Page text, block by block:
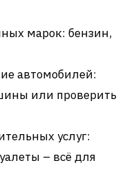
марок: бензин,
автомобилей:
или проверить
услуг:
– всё для